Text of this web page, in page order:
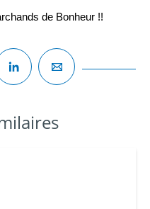
de Bonheur !!